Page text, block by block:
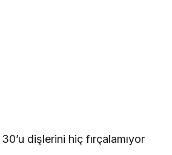
dişlerini hiç fırçalamıyor